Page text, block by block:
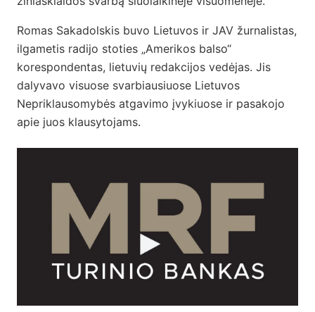
Romas Sakadolskis buvo Lietuvos ir JAV žurnalistas,
ilgametis radijo stoties „Amerikos balso“
korespondentas, lietuvių redakcijos vedėjas. Jis
dalyvavo visuose svarbiausiuose Lietuvos
Nepriklausomybės atgavimo įvykiuose ir pasakojo
apie juos klausytojams.